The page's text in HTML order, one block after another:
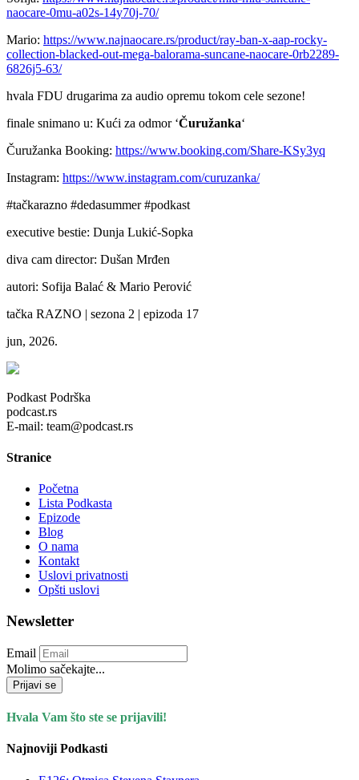
naocare-0mu-a02s-14y70j-70/
Mario: https://www.najnaocare.rs/product/ray-ban-x-aap-rocky-
collection-blacked-out-mega-balorama-suncane-naocare-0rb2289-
6826j5-63/
hvala FDU drugarima za audio opremu tokom cele sezone!
finale snimano u: Kući za odmor ‘Čuružanka‘
Čuružanka Booking: https://www.booking.com/Share-KSy3yq
Instagram: https://www.instagram.com/curuzanka/
#tačkarazno #dedasummer #podkast
executive bestie: Dunja Lukić-Sopka
diva cam director: Dušan Mrđen
autori: Sofija Balać & Mario Perović
tačka RAZNO | sezona 2 | epizoda 17
jun, 2026.
Podkast Podrška
podcast.rs
E-mail: team@podcast.rs
Stranice
Početna
Lista Podkasta
Epizode
Blog
O nama
Kontakt
Uslovi privatnosti
Opšti uslovi
Newsletter
Email
Molimo sačekajte...
Prijavi se
Hvala Vam što ste se prijavili!
Najnoviji Podkasti